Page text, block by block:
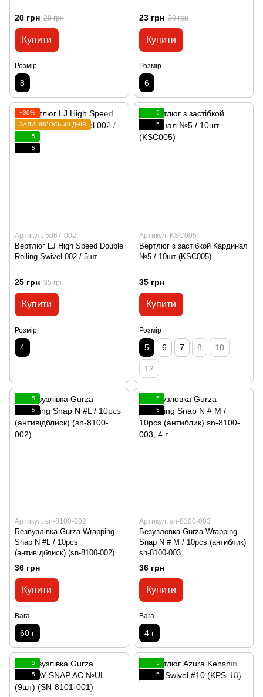
20 грн 28 грн
Купити
Розмір
8
23 грн 39 грн
Купити
Розмір
6
−30%
ЗАЛИШИЛОСЬ 49 ДНІВ
5
5
Артикул: 5067-002
Вертлюг LJ High Speed ​​Double
Rolling Swivel 002 / 5шт.
25 грн 35 грн
Купити
Розмір
4
5
5
Артикул: KSC005
Вертлюг з застібкой Кардинал
№5 / 10шт (KSC005)
35 грн
Купити
Розмір
5 6 7 8 10
12
5
5
Артикул: sn-8100-002
Безвузлівка Gurza Wrapping
Snap N #L / 10pcs
(антивідблиск) (sn-8100-002)
36 грн
Купити
Вага
60 г
5
5
Артикул: sn-8100-003
Безузловка Gurza Wrapping
Snap N # M / 10pcs (антиблик)
sn-8100-003
36 грн
Купити
Вага
4 г
5
5
5
5